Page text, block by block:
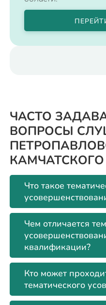
ЧАСТО
ВОПРОСЫ
КАМЧАТСКОГО
Что такое
Чем отличается
квалификации?
Кто может
тематического